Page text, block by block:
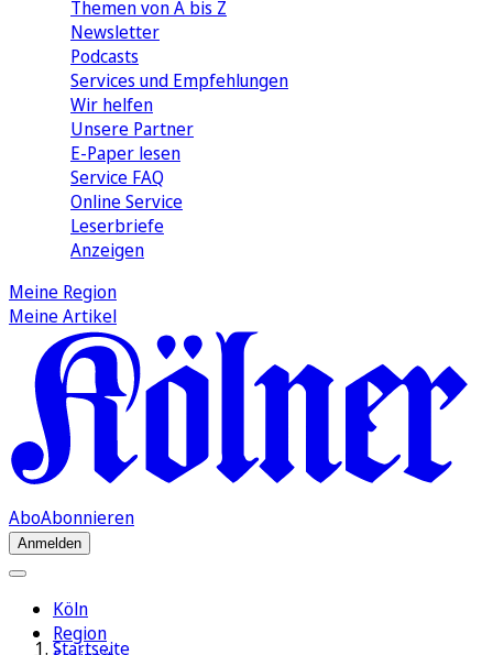
Themen von A bis Z
Newsletter
Podcasts
Services und Empfehlungen
Wir helfen
Unsere Partner
E-Paper lesen
Service FAQ
Online Service
Leserbriefe
Anzeigen
Meine Region
Meine Artikel
AboAbonnieren
Anmelden
Köln
Region
Startseite